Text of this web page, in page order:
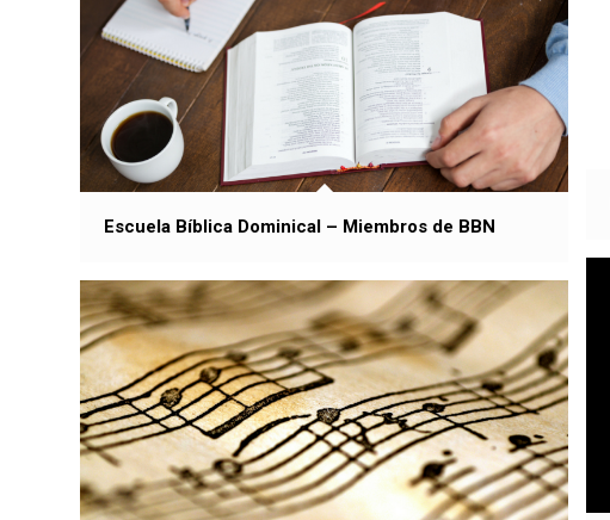
Escuela Bíblica Dominical – Miembros de BBN